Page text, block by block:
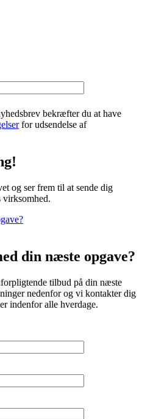
bekræfter du at have
for udsendelse af
og ser frem til at sende dig
virksomhed.
din næste opgave?
tilbud på din næste
nedenfor og vi kontakter dig
indenfor alle hverdage.